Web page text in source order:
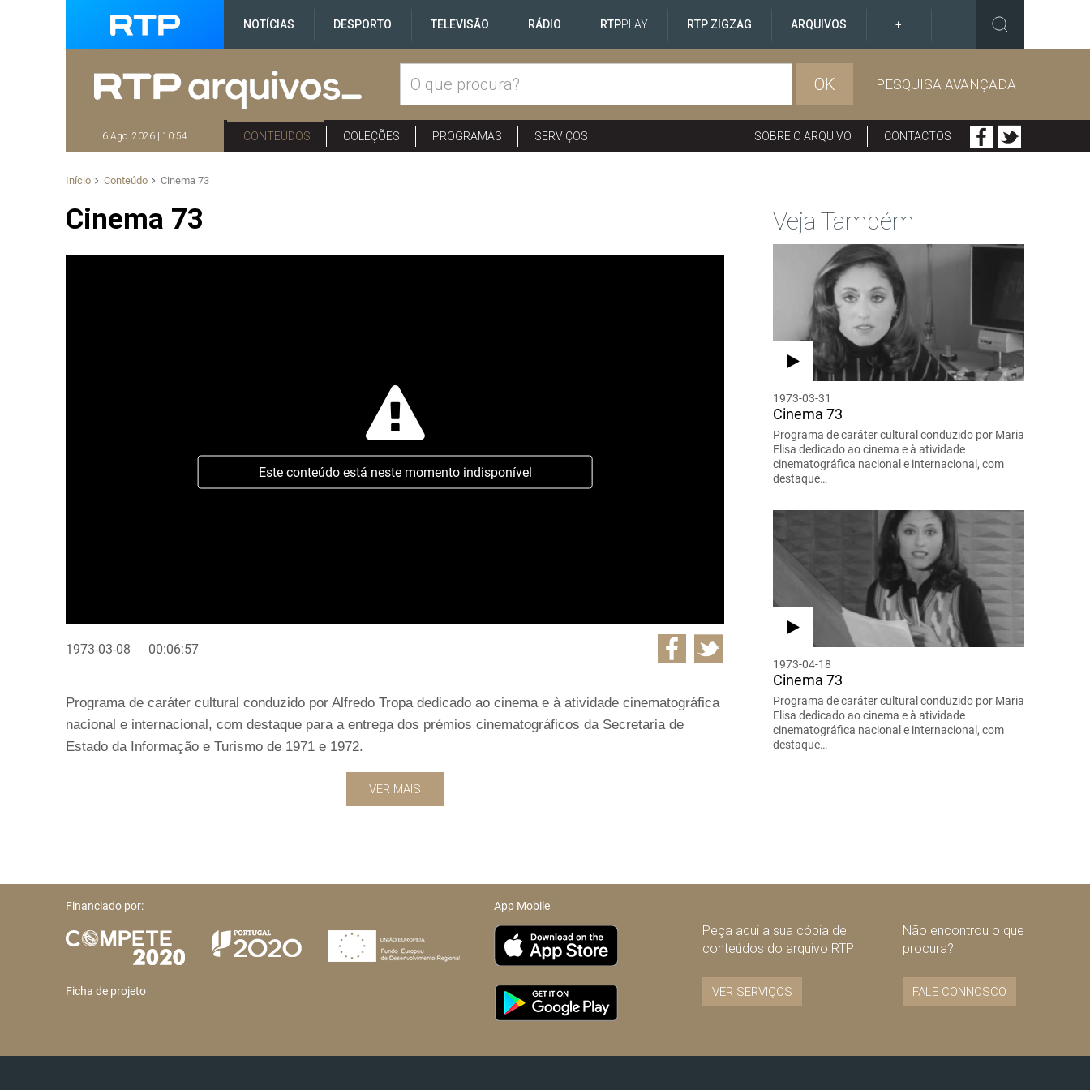
NOTÍCIAS DESPORTO TELEVISÃO RÁDIO RTPPLAY RTP ZIGZAG ARQUIVOS +
OK PESQUISA AVANÇADA
6 Ago. 2026 | 10:54 CONTEÚDOS COLEÇÕES PROGRAMAS SERVIÇOS SOBRE O ARQUIVO CONTACTOS
Início Conteúdo Cinema 73
Cinema 73
Este conteúdo está neste momento indisponível
1973-03-08 00:06:57
Programa de caráter cultural conduzido por Alfredo Tropa dedicado ao cinema e à atividade cinematográfica
nacional e internacional, com destaque para a entrega dos prémios cinematográficos da Secretaria de
Estado da Informação e Turismo de 1971 e 1972.
VER MAIS
Veja Também
1973-03-31
Cinema 73
Programa de caráter cultural conduzido por Maria
Elisa dedicado ao cinema e à atividade
cinematográfica nacional e internacional, com
destaque…
1973-04-18
Cinema 73
Programa de caráter cultural conduzido por Maria
Elisa dedicado ao cinema e à atividade
cinematográfica nacional e internacional, com
destaque…
Financiado por:
Ficha de projeto
App Mobile
Peça aqui a sua cópia de
conteúdos do arquivo RTP
VER SERVIÇOS
Não encontrou o que
procura?
FALE CONNOSCO